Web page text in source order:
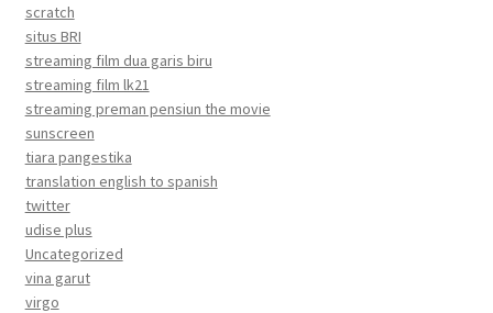
scratch
situs BRI
streaming film dua garis biru
streaming film lk21
streaming preman pensiun the movie
sunscreen
tiara pangestika
translation english to spanish
twitter
udise plus
Uncategorized
vina garut
virgo